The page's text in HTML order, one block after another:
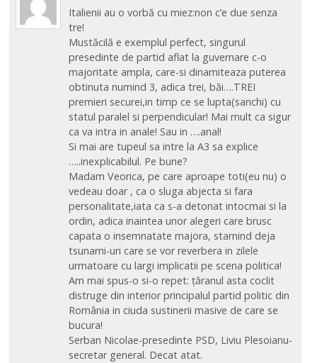
Italienii au o vorbă cu miez:non c’e due senza
tre!
Mustăcilă e exemplul perfect, singurul
presedinte de partid aflat la guvernare c-o
majoritate ampla, care-si dinamiteaza puterea
obtinuta numind 3, adica trei, băi….TREI
premieri securei,in timp ce se lupta(sanchi) cu
statul paralel si perpendicular! Mai mult ca sigur
ca va intra in anale! Sau in ….anal!
Si mai are tupeul sa intre la A3 sa explice
…..inexplicabilul. Pe bune?
Madam Veorica, pe care aproape toti(eu nu) o
vedeau doar , ca o sluga abjecta si fara
personalitate,iata ca s-a detonat intocmai si la
ordin, adica inaintea unor alegeri care brusc
capata o insemnatate majora, starnind deja
tsunami-uri care se vor reverbera in zilele
urmatoare cu largi implicatii pe scena politica!
Am mai spus-o si-o repet: țăranul asta coclit
distruge din interior principalul partid politic din
România in ciuda sustinerii masive de care se
bucura!
Serban Nicolae-presedinte PSD, Liviu Plesoianu-
secretar general. Decat atat.